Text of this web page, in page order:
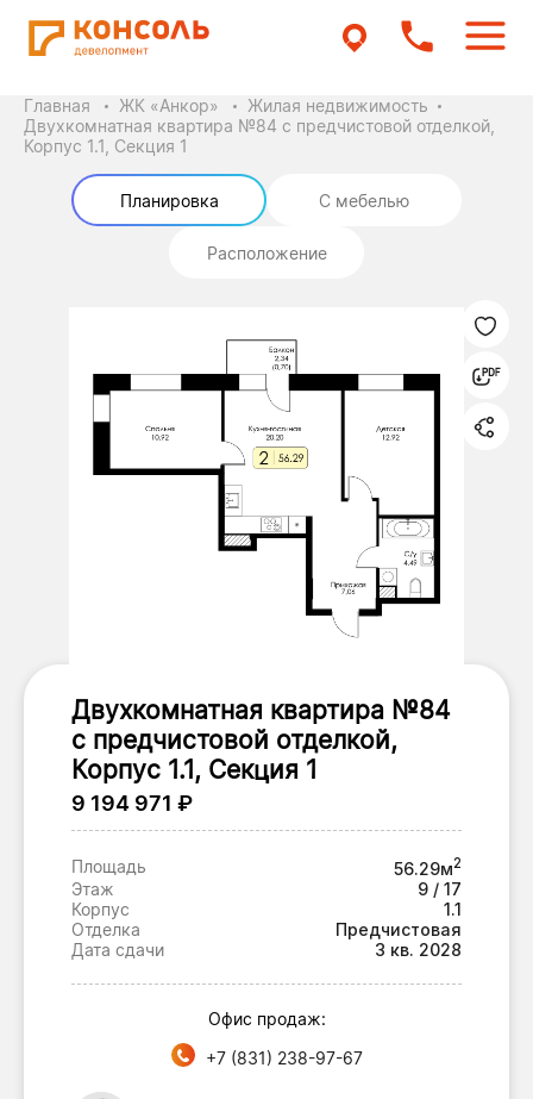
Главная ЖК «Анкор»
Жилая недвижимость
Двухкомнатная квартира №84 с предчистовой отделкой,
Корпус 1.1, Секция 1
Планировка С мебелью
Расположение
Двухкомнатная квартира №84
с предчистовой отделкой,
Корпус 1.1, Секция 1
9 194 971 ₽
Площадь 56.29м2
Этаж
9 / 17
Корпус
1.1
Отделка
Предчистовая
Дата сдачи
3 кв. 2028
Офис продаж:
+7 (831) 238-97-67